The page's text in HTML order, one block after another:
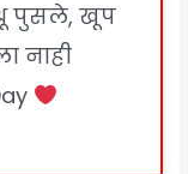
पुसले, खूप
नाही